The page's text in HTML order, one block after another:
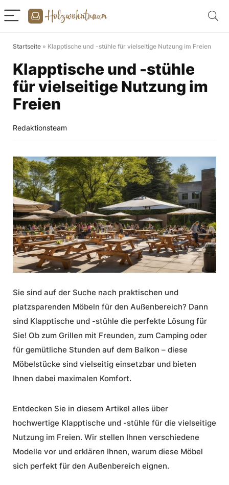
Startseite » Klapptische und -stühle für vielseitige Nutzung im Freien
Klapptische und -stühle
für vielseitige Nutzung im
Freien
Redaktionsteam
Sie sind auf der Suche nach praktischen und
platzsparenden Möbeln für den Außenbereich? Dann
sind Klapptische und -stühle die perfekte Lösung für
Sie! Ob zum Grillen mit Freunden, zum Camping oder
für gemütliche Stunden auf dem Balkon – diese
Möbelstücke sind vielseitig einsetzbar und bieten
Ihnen dabei maximalen Komfort.
Entdecken Sie in diesem Artikel alles über
hochwertige Klapptische und -stühle für die vielseitige
Nutzung im Freien. Wir stellen Ihnen verschiedene
Modelle vor und erklären Ihnen, warum diese Möbel
sich perfekt für den Außenbereich eignen.